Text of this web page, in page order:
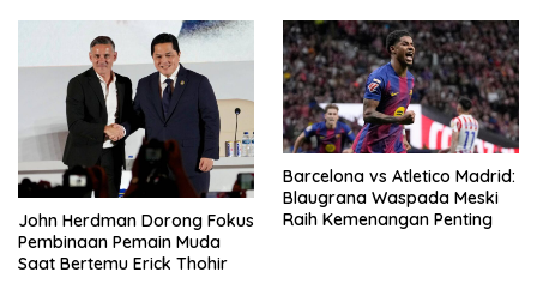
John Herdman Dorong Fokus
Pembinaan Pemain Muda
Saat Bertemu Erick Thohir
Barcelona vs Atletico Madrid:
Blaugrana Waspada Meski
Raih Kemenangan Penting